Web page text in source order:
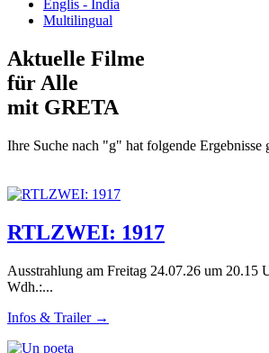
Englis - India
Multilingual
Aktuelle Filme
für Alle
mit GRETA
Ihre Suche nach "g" hat folgende Ergebnisse
RTLZWEI: 1917
Ausstrahlung am Freitag 24.07.26 um
Wdh.:...
Infos & Trailer →